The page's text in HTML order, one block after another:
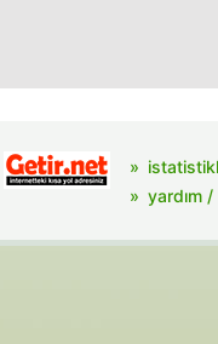
yardım /